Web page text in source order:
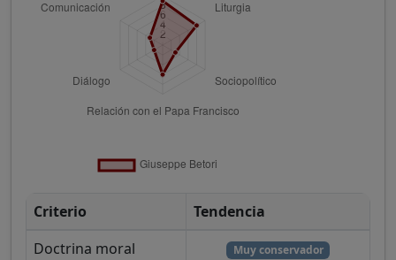
Criterio
Tendencia
Doctrina moral
Muy conservador